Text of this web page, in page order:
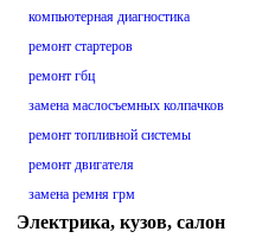
компьютерная диагностика
ремонт стартеров
ремонт гбц
замена маслосъемных колпачков
ремонт топливной системы
ремонт двигателя
замена ремня грм
Электрика, кузов, салон